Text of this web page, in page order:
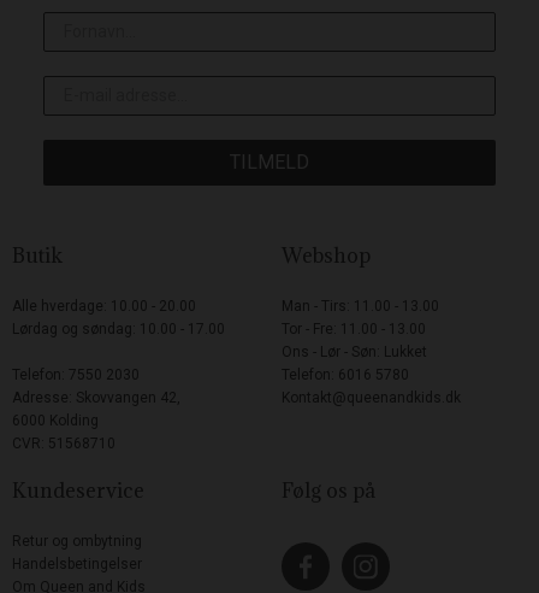
TILMELD
Butik
Alle hverdage: 10.00 - 20.00
Lørdag og søndag: 10.00 - 17.00
Telefon: 7550 2030
Adresse: Skovvangen 42,
6000 Kolding
CVR: 51568710
Webshop
Man - Tirs: 11.00 - 13.00
Tor - Fre: 11.00 - 13.00
Ons - Lør - Søn: Lukket
Telefon: 6016 5780
Kontakt@queenandkids.dk
Kundeservice
Retur og ombytning
Handelsbetingelser
Om Queen and Kids
Følg os på